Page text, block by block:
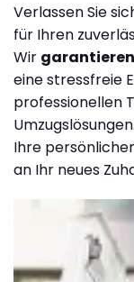
Verlassen Sie
für Ihren
Wir
eine stressfreie
professionellen
Ihre
an Ihr neues